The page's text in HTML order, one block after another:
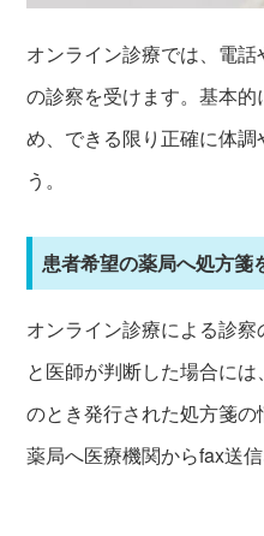
オンライン診療では、電
の診察を受けます。基本
め、できる限り正確に体
う。
患者希望の薬局へ処方箋
オンライン診療による診
と医師が判断した場合に
のとき発行された処方箋
薬局へ医療機関からfax送